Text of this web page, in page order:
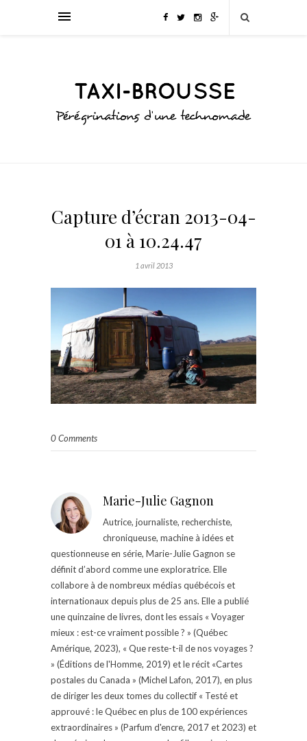
Capture d’écran 2013-04-
01 à 10.24.47
1 avril 2013
0 Comments
Marie-Julie Gagnon
Autrice, journaliste, recherchiste,
chroniqueuse, machine à idées et
questionneuse en série, Marie-Julie Gagnon se
définit d’abord comme une exploratrice. Elle
collabore à de nombreux médias québécois et
internationaux depuis plus de 25 ans. Elle a publié
une quinzaine de livres, dont les essais « Voyager
mieux : est-ce vraiment possible ? » (Québec
Amérique, 2023), « Que reste-t-il de nos voyages ?
» (Éditions de l'Homme, 2019) et le récit «Cartes
postales du Canada » (Michel Lafon, 2017), en plus
de diriger les deux tomes du collectif « Testé et
approuvé : le Québec en plus de 100 expériences
extraordinaires » (Parfum d'encre, 2017 et 2023) et